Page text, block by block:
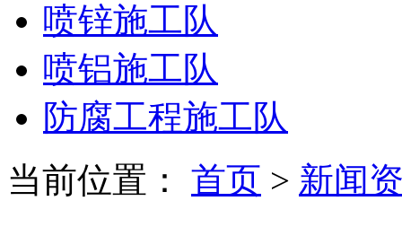
喷锌施工队
喷铝施工队
防腐工程施工队
当前位置： 首页 > 新闻